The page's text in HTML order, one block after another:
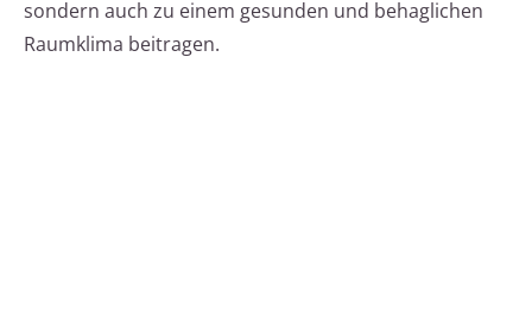
sondern auch zu einem gesunden und behaglichen
Raumklima beitragen.